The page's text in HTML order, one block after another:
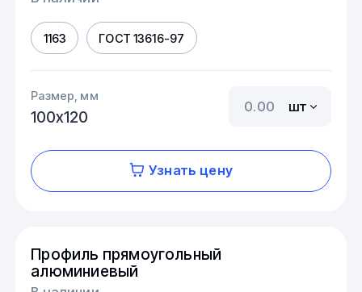
1163 ГОСТ 13616-97
Размер, мм
100х120
шт
Узнать цену
Профиль прямоугольный
алюминиевый